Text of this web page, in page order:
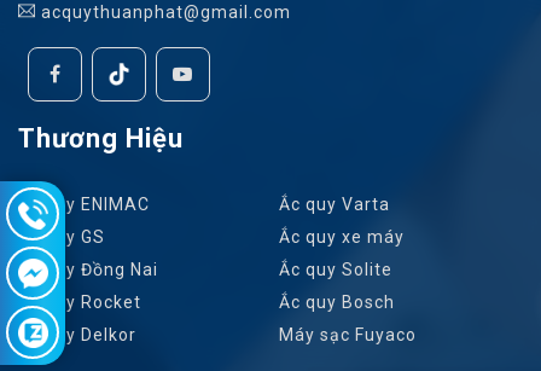
acquythuanphat@gmail.com
Thương Hiệu
Ắc quy ENIMAC
Ắc quy GS
Ắc quy Đồng Nai
Ắc quy Rocket
Ắc quy Delkor
Ắc quy Varta
Ắc quy xe máy
Ắc quy Solite
Ắc quy Bosch
Máy sạc Fuyaco